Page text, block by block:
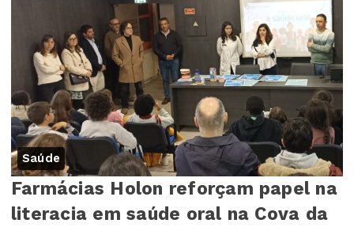
Saúde
Farmácias Holon reforçam papel na
literacia em saúde oral na Cova da